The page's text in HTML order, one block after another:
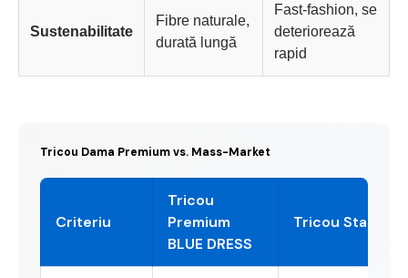
Sustenabilitate
Fibre naturale,
durată lungă
Fast-fashion, se
deteriorează
rapid
Tricou Dama Premium vs. Mass-Market
Criteriu
Tricou
Premium
BLUE DRESS
Tricou